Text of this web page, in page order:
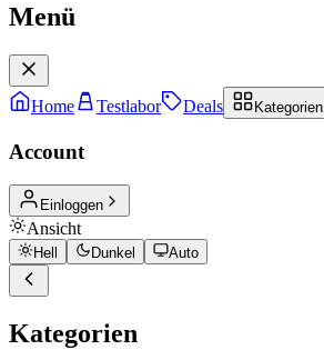
Menü
Home Testlabor Deals Kategorien
Account
Einloggen
Ansicht
Hell Dunkel Auto
Kategorien